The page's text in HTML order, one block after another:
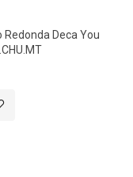
Deca You